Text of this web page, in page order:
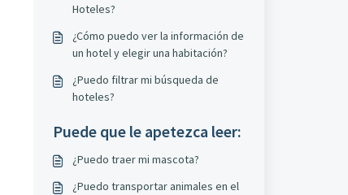
Hoteles?
¿Cómo puedo ver la información de
un hotel y elegir una habitación?
¿Puedo filtrar mi búsqueda de
hoteles?
Puede que le apetezca leer:
¿Puedo traer mi mascota?
¿Puedo transportar animales en el